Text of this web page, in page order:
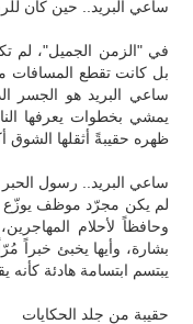
ساعي البريد.. حين كان
في "الزمن الجميل"، لم
بل كانت تقطع المسافات
ساعي البريد هو الجسر
يمشي بخطوات يعرفها
ظهره حقيبةً أثقلها الشوق
ساعي البريد.. رسول الحبر
لم يكن مجرّد موظف يوزّع
وحافظاً لأحلام
بشارة، وأيها يخبئ خبراً
يبتسم ابتسامة هادئة كأنه
حقيبة من جلد الحكايات